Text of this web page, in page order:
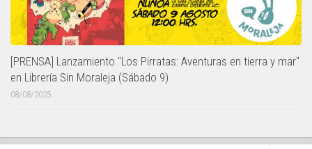
[PRENSA] Lanzamiento "Los Pirratas: Aventuras en tierra y mar"
en Librería Sin Moraleja (Sábado 9)
08/08/2025